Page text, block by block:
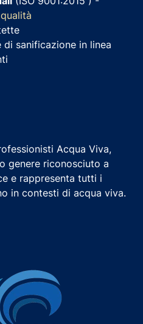
sanificazione in linea
Acqua Viva,
genere riconosciuto a
e rappresenta tutti i
in contesti di acqua viva.